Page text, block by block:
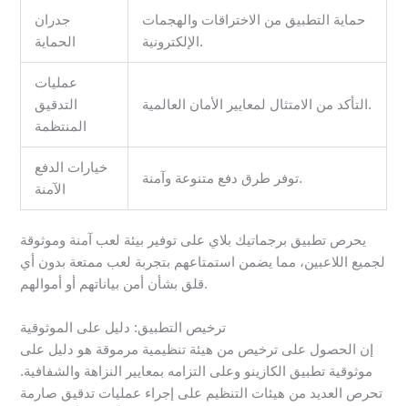
جدران
الحماية
حماية التطبيق من الاختراقات والهجمات
الإلكترونية.
عمليات
التدقيق
المنتظمة
التأكد من الامتثال لمعايير الأمان العالمية.
خيارات الدفع
الآمنة
توفر طرق دفع متنوعة وآمنة.
يحرص تطبيق برجماتيك بلاي على توفير بيئة لعب آمنة وموثوقة
لجميع اللاعبين، مما يضمن استمتاعهم بتجربة لعب ممتعة بدون أي
قلق بشأن أمن بياناتهم أو أموالهم.
ترخيص التطبيق: دليل على الموثوقية
إن الحصول على ترخيص من هيئة تنظيمية مرموقة هو دليل على
موثوقية تطبيق الكازينو وعلى التزامه بمعايير النزاهة والشفافية.
تحرص العديد من هيئات التنظيم على إجراء عمليات تدقيق صارمة